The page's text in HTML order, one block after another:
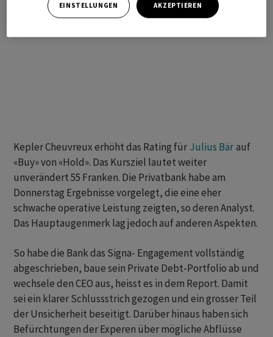
Kepler Cheuvreux erhöht das Rating für Julius Bärauf
«Buy» von «Hold». Das Kursziel lautet weiter
unverändert 55 Franken. Die Privatbank habe am
Donnerstag Ergebnisse vorgelegt, die eine eher
schwache operative Leistung zeigten, so deren Analyst.
Das Hauptaugenmerk lag jedoch auf anderen Aspekten.
So habe die Bank das Signa- Engagement vollständig
abgeschrieben, baue sein Private Debt-Portfolio ab und
wechsele den CEO aus, heisst es in dem Report. Damit
sei ein klarer Schlussstrich gezogen und ein grosser Teil
der Unsicherheit beseitigt. Darüber hinaus haben sich
Befürchtungen der Experen über mögliche Abflüsse
EINSTELLUNGEN AKZEPTIEREN